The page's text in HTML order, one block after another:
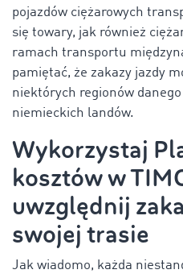
pojazdów ciężarowych
się towary, jak również
ramach transportu
pamiętać, że zakazy jazdy
niektórych regionów
niemieckich landów.
Wykorzystaj
kosztów w
uwzględnij
swojej trasie
Jak wiadomo, każda